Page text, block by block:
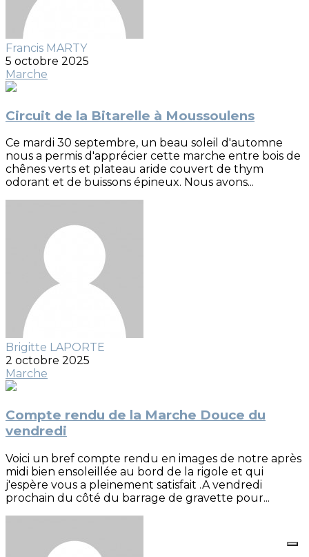
Francis MARTY
5 octobre 2025
Marche
Circuit de la Bitarelle à Moussoulens
Ce mardi 30 septembre, un beau soleil d'automne
nous a permis d'apprécier cette marche entre bois de
chênes verts et plateau aride couvert de thym
odorant et de buissons épineux. Nous avons...
Brigitte LAPORTE
2 octobre 2025
Marche
Compte rendu de la Marche Douce du
vendredi
Voici un bref compte rendu en images de notre après
midi bien ensoleillée au bord de la rigole et qui
j'espère vous a pleinement satisfait .A vendredi
prochain du côté du barrage de gravette pour...